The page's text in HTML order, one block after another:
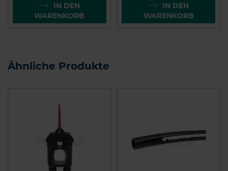
IN DEN
WARENKORB
IN DEN
WARENKORB
Ähnliche Produkte